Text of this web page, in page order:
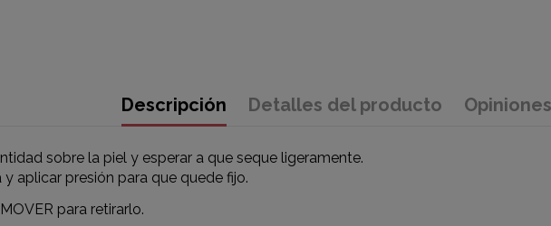
Descripción Detalles del producto Opiniones
sobre la piel y esperar a que seque ligeramente.
aplicar presión para que quede fijo.
para retirarlo.